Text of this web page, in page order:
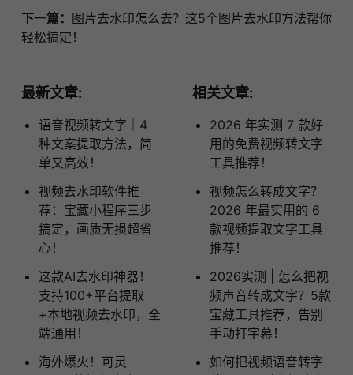
下一篇： 图片去水印怎么去？这5个图片去水印方法帮你
轻松搞定！
最新文章:
语音视频转文字｜4
种文案提取方法，简
单又高效！
视频去水印软件推
荐：宝藏小程序三步
搞定，画质无损超省
心！
这款AI去水印神器！
支持100+平台提取
+本地视频去水印，全
端通用！
海外爆火！可灵
相关文章:
2026 年实测 7 款好
用的免费视频转文字
工具推荐！
视频怎么转成文字？
2026 年最实用的 6
款视频提取文字工具
推荐！
​2026实测 | 怎么把视
频声音转成文字？5款
宝藏工具推荐，告别
手动打字幕！
如何把视频语音转字